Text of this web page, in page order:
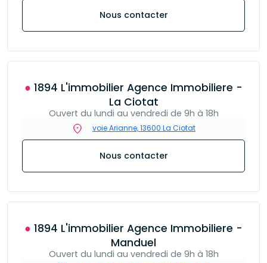
Nous contacter
● 1894 L'immobilier Agence Immobiliere -
La Ciotat
Ouvert du lundi au vendredi de 9h à 18h
voie Arianne, 13600 La Ciotat
Nous contacter
● 1894 L'immobilier Agence Immobiliere -
Manduel
Ouvert du lundi au vendredi de 9h à 18h